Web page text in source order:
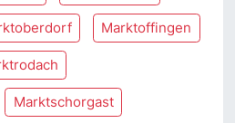
Marktoffingen
Marktschorgast